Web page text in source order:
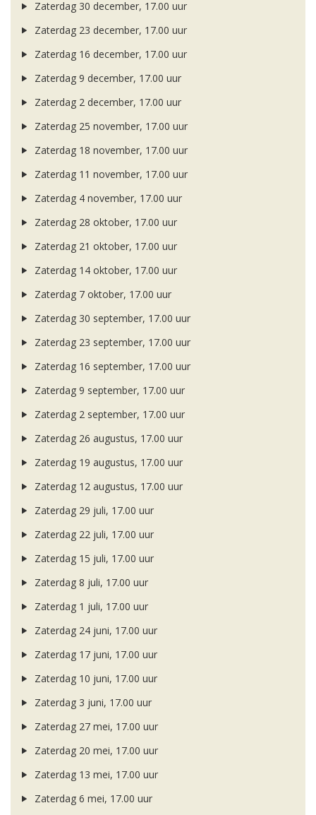
Zaterdag 30 december, 17.00 uur
Zaterdag 23 december, 17.00 uur
Zaterdag 16 december, 17.00 uur
Zaterdag 9 december, 17.00 uur
Zaterdag 2 december, 17.00 uur
Zaterdag 25 november, 17.00 uur
Zaterdag 18 november, 17.00 uur
Zaterdag 11 november, 17.00 uur
Zaterdag 4 november, 17.00 uur
Zaterdag 28 oktober, 17.00 uur
Zaterdag 21 oktober, 17.00 uur
Zaterdag 14 oktober, 17.00 uur
Zaterdag 7 oktober, 17.00 uur
Zaterdag 30 september, 17.00 uur
Zaterdag 23 september, 17.00 uur
Zaterdag 16 september, 17.00 uur
Zaterdag 9 september, 17.00 uur
Zaterdag 2 september, 17.00 uur
Zaterdag 26 augustus, 17.00 uur
Zaterdag 19 augustus, 17.00 uur
Zaterdag 12 augustus, 17.00 uur
Zaterdag 29 juli, 17.00 uur
Zaterdag 22 juli, 17.00 uur
Zaterdag 15 juli, 17.00 uur
Zaterdag 8 juli, 17.00 uur
Zaterdag 1 juli, 17.00 uur
Zaterdag 24 juni, 17.00 uur
Zaterdag 17 juni, 17.00 uur
Zaterdag 10 juni, 17.00 uur
Zaterdag 3 juni, 17.00 uur
Zaterdag 27 mei, 17.00 uur
Zaterdag 20 mei, 17.00 uur
Zaterdag 13 mei, 17.00 uur
Zaterdag 6 mei, 17.00 uur